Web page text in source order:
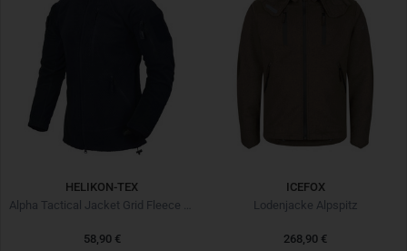
HELIKON-TEX
58,90 €
ICEFOX
Lodenjacke Alpspitz
268,90 €